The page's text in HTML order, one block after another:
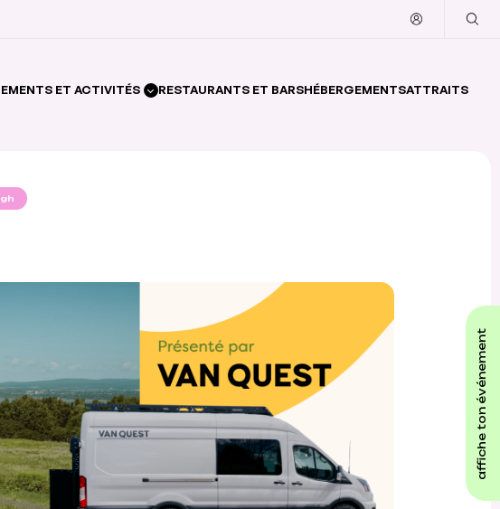
ET ACTIVITÉS RESTAURANTS ET BARSHÉBERGEMENTSATTRAITS
affiche ton événement